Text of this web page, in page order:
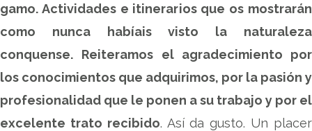
gamo. Actividades e itinerarios que os mostrarán
como nunca habíais visto la naturaleza
conquense.
Reiteramos el agradecimiento por
los conocimientos que adquirimos, por la pasión y
profesionalidad que le ponen a su trabajo y por el
excelente trato recibido. Así da gusto. Un placer